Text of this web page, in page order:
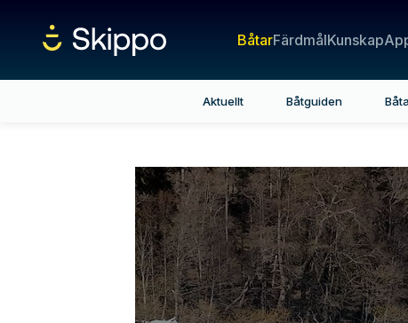
BåtarFärdmålKunskap
Aktuellt Båtguiden